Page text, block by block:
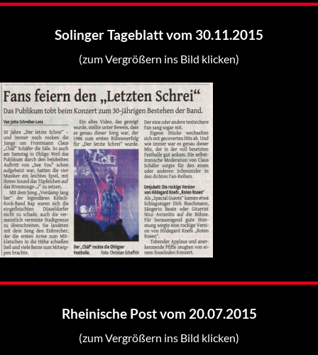
Solinger Tageblatt vom 30.11.2015
(zum Vergrößern ins Bild klicken)
Rheinische Post vom 20.07.2015
(zum Vergrößern ins Bild klicken)